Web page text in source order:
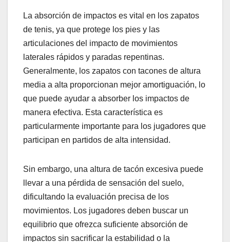
La absorción de impactos es vital en los zapatos
de tenis, ya que protege los pies y las
articulaciones del impacto de movimientos
laterales rápidos y paradas repentinas.
Generalmente, los zapatos con tacones de altura
media a alta proporcionan mejor amortiguación, lo
que puede ayudar a absorber los impactos de
manera efectiva. Esta característica es
particularmente importante para los jugadores que
participan en partidos de alta intensidad.
Sin embargo, una altura de tacón excesiva puede
llevar a una pérdida de sensación del suelo,
dificultando la evaluación precisa de los
movimientos. Los jugadores deben buscar un
equilibrio que ofrezca suficiente absorción de
impactos sin sacrificar la estabilidad o la